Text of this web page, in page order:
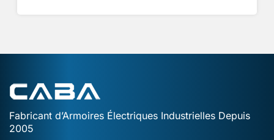
Fabricant d’Armoires Électriques Industrielles Depuis
2005